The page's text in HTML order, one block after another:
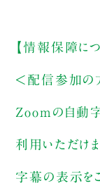
【情報保障につ
＜配信参加の
Zoomの自動
利用いただけま
字幕の表示を